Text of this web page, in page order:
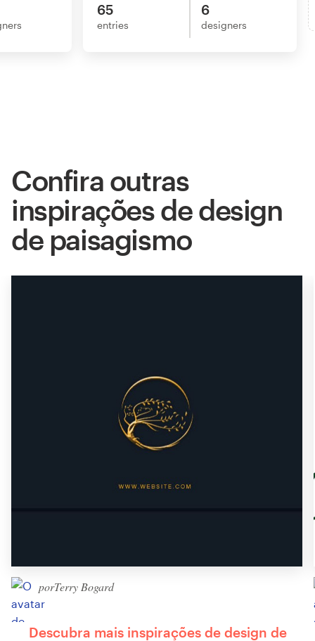
65
entries
6
designers
Confira outras
inspirações de design
de paisagismo
porTerry Bogard
Descubra mais inspirações de design de